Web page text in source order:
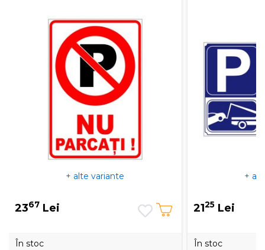
+ alte variante
2367 Lei
În stoc
+
2125Lei
În stoc